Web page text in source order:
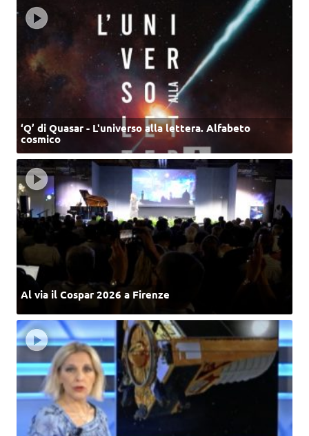
‘Q’ di Quasar - L'universo alla lettera. Alfabeto
cosmico
Al via il Cospar 2026 a Firenze